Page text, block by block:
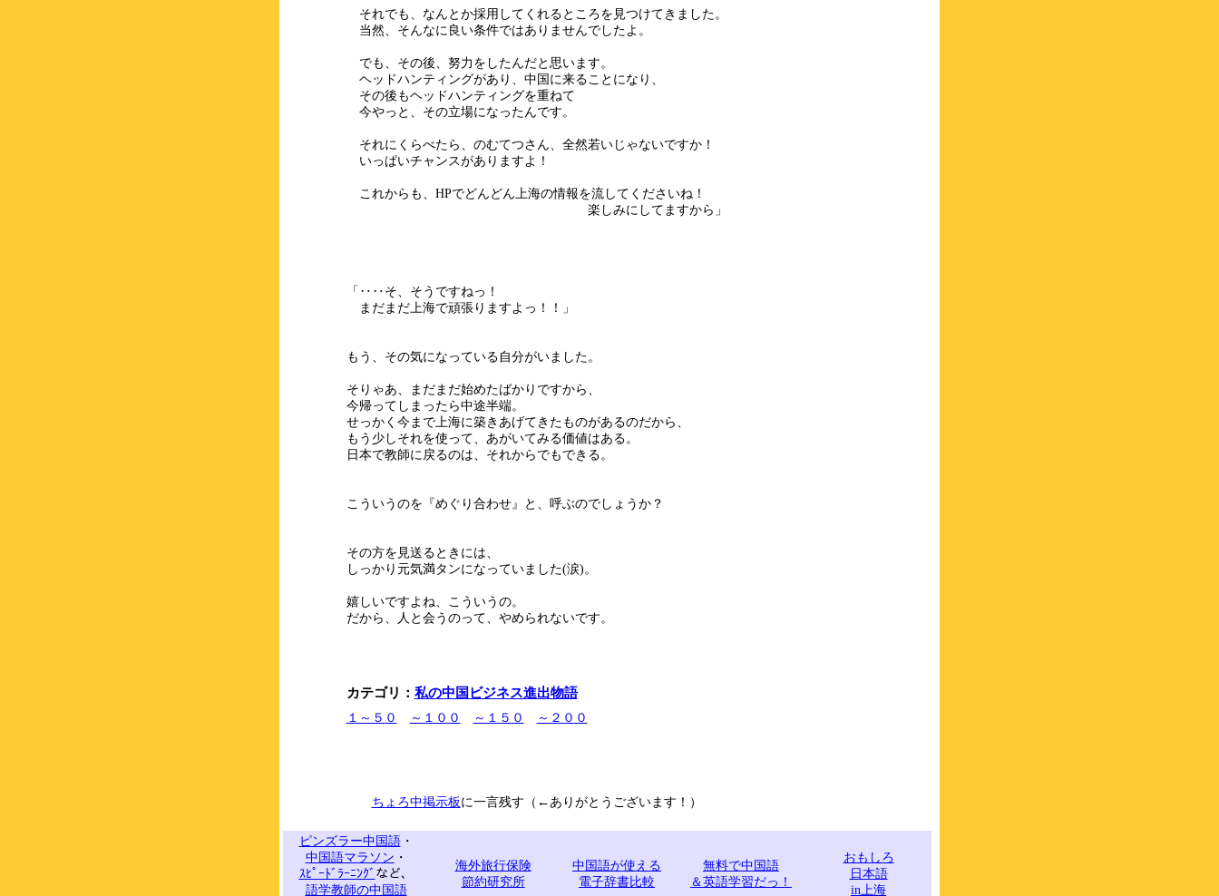
それでも、なんとか採用してくれるところを見つけてきました。
当然、そんなに良い条件ではありませんでしたよ。
でも、その後、努力をしたんだと思います。
ヘッドハンティングがあり、中国に来ることになり、
その後もヘッドハンティングを重ねて
今やっと、その立場になったんです。
それにくらべたら、のむてつさん、全然若いじゃないですか！
いっぱいチャンスがありますよ！
これからも、HPでどんどん上海の情報を流してくださいね！
楽しみにしてますから」
「‥‥そ、そうですねっ！
まだまだ上海で頑張りますよっ！！」
もう、その気になっている自分がいました。
そりゃあ、まだまだ始めたばかりですから、
今帰ってしまったら中途半端。
せっかく今まで上海に築きあげてきたものがあるのだから、
もう少しそれを使って、あがいてみる価値はある。
日本で教師に戻るのは、それからでもできる。
こういうのを『めぐり合わせ』と、呼ぶのでしょうか？
その方を見送るときには、
しっかり元気満タンになっていました(涙)。
嬉しいですよね、こういうの。
だから、人と会うのって、やめられないです。
カテゴリ： 私の中国ビジネス進出物語
１～５０ ～１００ ～１５０ ～２００
ちょろ中掲示板 に一言残す（←ありがとうございます！）
ピンズラー中国語・
中国語マラソン ・
ｽﾋﾟｰﾄﾞﾗｰﾆﾝｸﾞ など、
語学教師の中国語
海外旅行保険
節約研究所
中国語が使える
電子辞書比較
無料で中国語
＆英語学習だっ！
おもしろ
日本語
in上海